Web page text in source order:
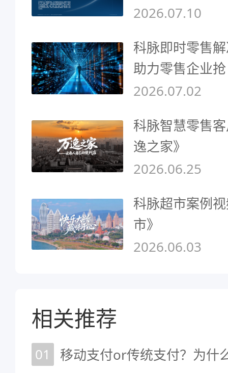
2026.07.10
科脉即时零售
助力零售企业
2026.07.02
科脉智慧零售
逸之家》
2026.06.25
科脉超市案例
市》
2026.06.03
相关推荐
01